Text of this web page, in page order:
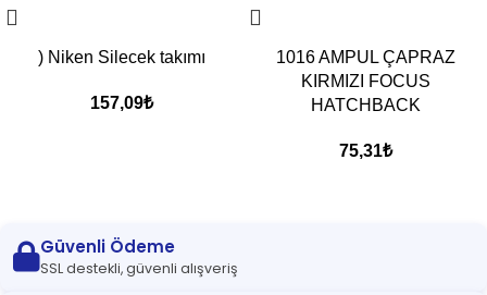
) Niken Silecek takımı
157,09₺
1016 AMPUL ÇAPRAZ
KIRMIZI FOCUS
HATCHBACK
75,31₺
Güvenli Ödeme
SSL destekli, güvenli alışveriş